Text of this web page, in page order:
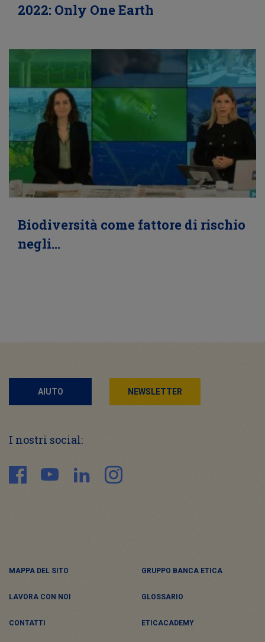
2022: Only One Earth
Biodiversità come fattore di rischio
negli…
AIUTO NEWSLETTER
I nostri social:
MAPPA DEL SITO GRUPPO BANCA ETICA
LAVORA CON NOI GLOSSARIO
CONTATTI ETICACADEMY